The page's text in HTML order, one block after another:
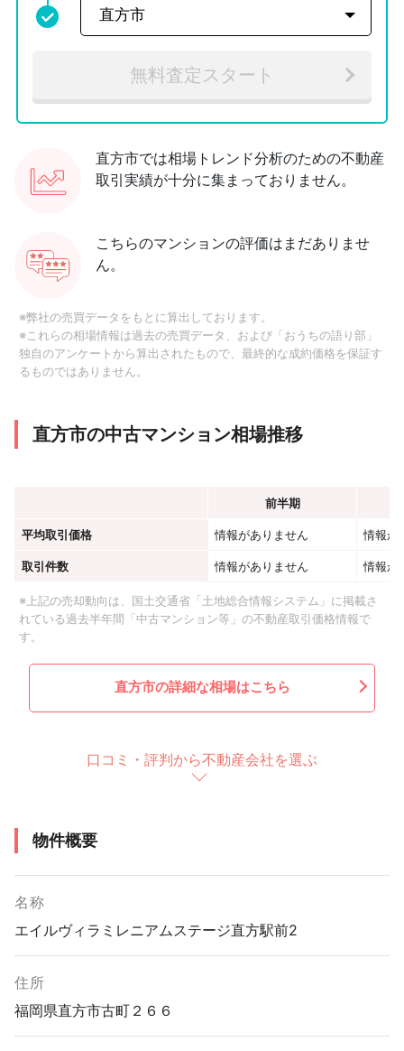
無料査定スタート
直方市では相場トレンド分析のための不動産
取引実績が十分に集まっておりません。
こちらのマンションの評価はまだありませ
ん。
※弊社の売買データをもとに算出しております。
※これらの相場情報は過去の売買データ、および「おうちの語り部」
独自のアンケートから算出されたもので、最終的な成約価格を保証す
るものではありません。
直方市の中古マンション相場推移
前半期
平均取引価格 情報がありません 情報が
取引件数 情報がありません 情報が
※上記の売却動向は、国土交通省「土地総合情報システム」に掲載さ
れている過去半年間「中古マンション等」の不動産取引価格情報で
す。
直方市の詳細な相場はこちら
口コミ・評判から不動産会社を選ぶ
物件概要
名称
エイルヴィラミレニアムステージ直方駅前2
住所
福岡県直方市古町２６６